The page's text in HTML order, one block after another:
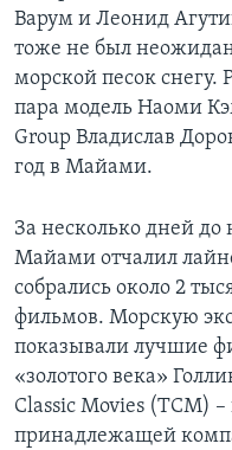
Варум и Леонид
тоже не был
морской песок снегу.
пара модель Наоми
Group Владислав
год в Майами.
За несколько дней до
Майами отчалил
собрались около 2
фильмов. Морскую
показывали лучшие
«золотого века»
Classic Movies (TCM)
принадлежащей